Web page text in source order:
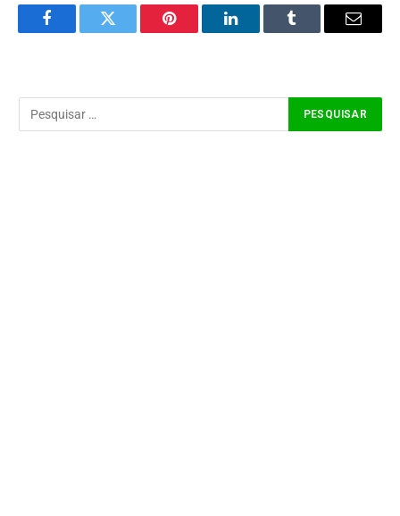
FacebookTwitter Pinterest LinkedInTumblr Email